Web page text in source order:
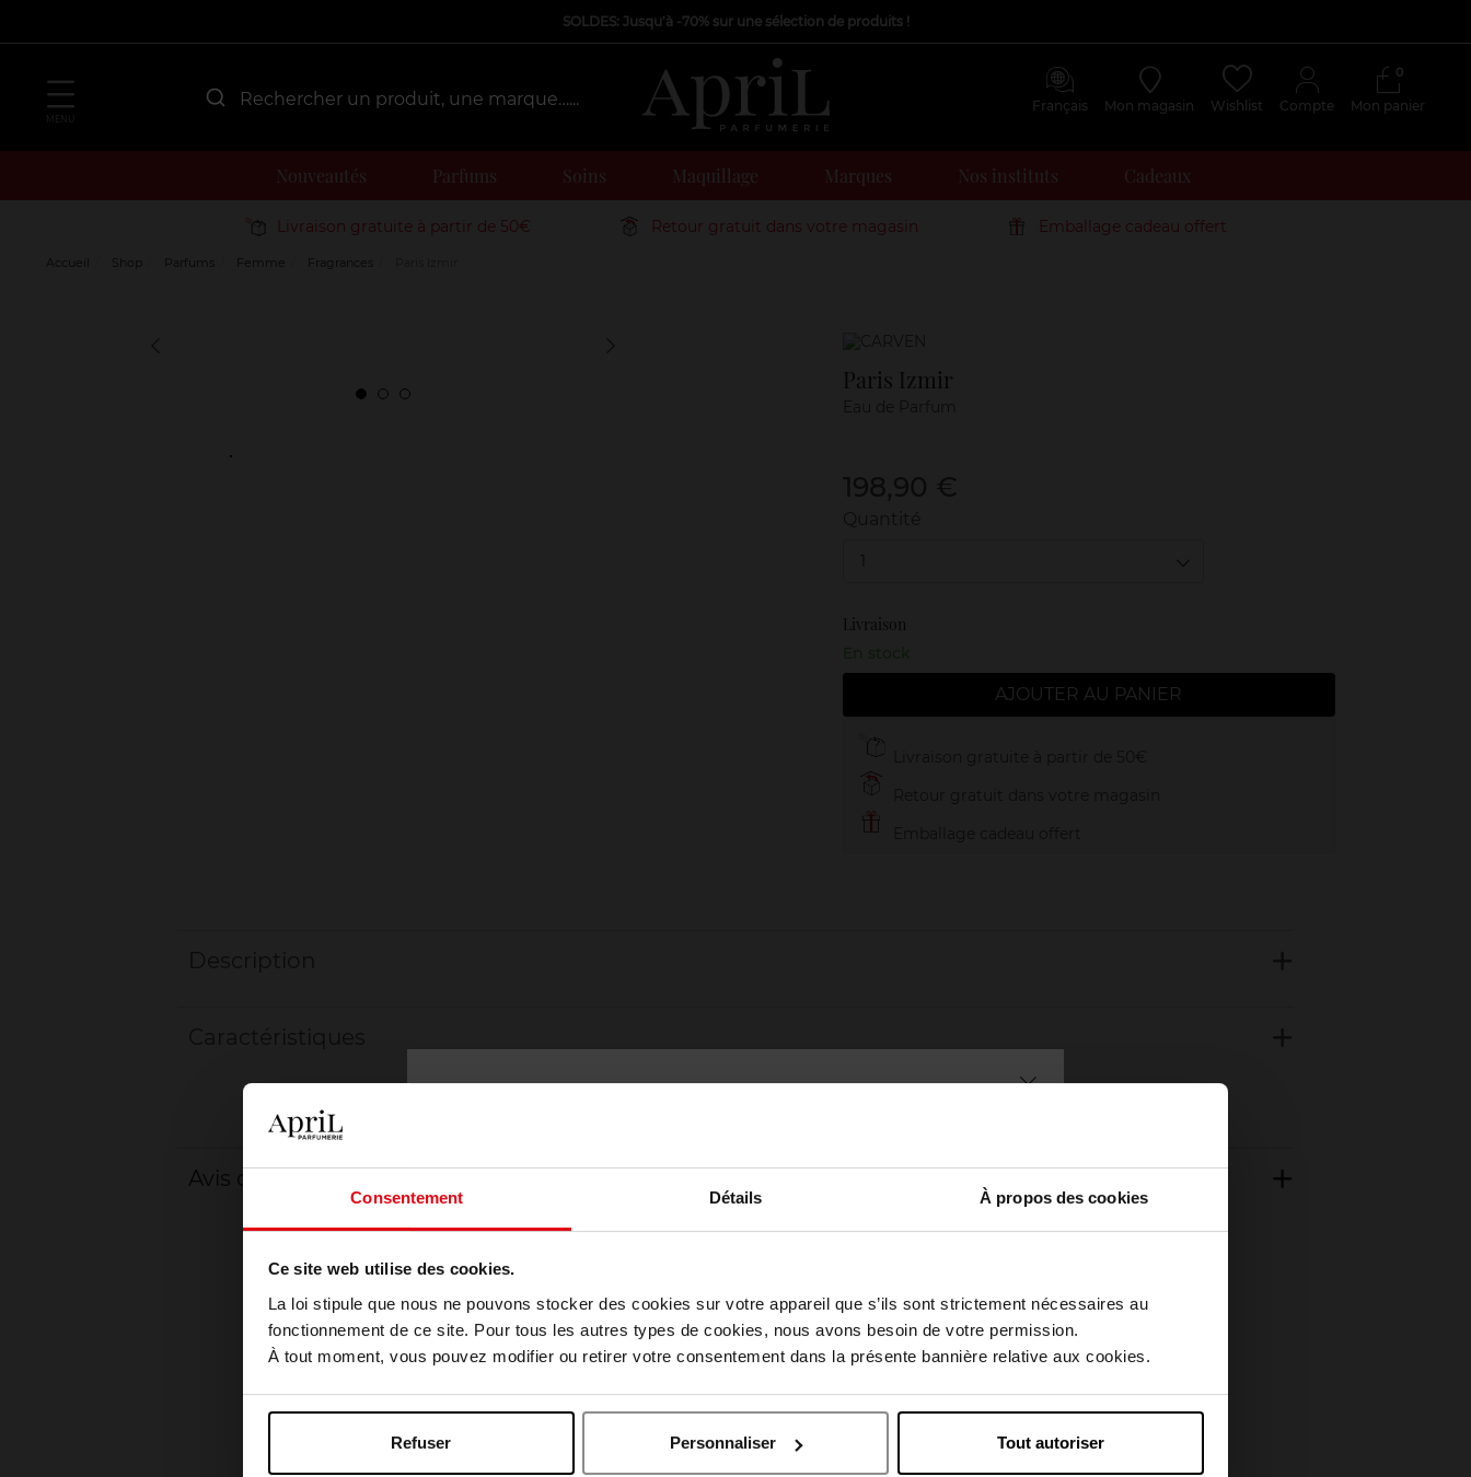
Consentement Détails À propos des cookies
Ce site web utilise des cookies.
La loi stipule que nous ne pouvons stocker des cookies sur votre appareil que s’ils sont strictement nécessaires au
fonctionnement de ce site. Pour tous les autres types de cookies, nous avons besoin de votre permission.
À tout moment, vous pouvez modifier ou retirer votre consentement dans la présente bannière relative aux cookies.
Refuser Personnaliser Tout autoriser
SOLDES: Jusqu'à -70% sur une sélection de produits !
Français Mon magasin Wishlist Compte Mon panier
0
Nouveautés Parfums Soins Maquillage Marques Nos instituts Cadeaux
Livraison gratuite à partir de 50€ Retour gratuit dans votre magasin Emballage cadeau offert
Accueil Shop Parfums Femme Fragrances
Marque
Paris Izmir
1
Livraison
En stock
AJOUTER AU PANIER
Avis client
Oublié quelque chose ?
Choisissez votre pays